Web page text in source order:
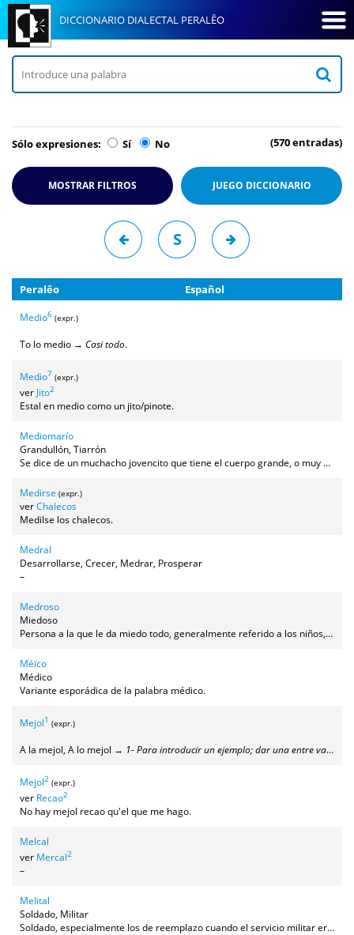
DICCIONARIO DIALECTAL PERALÊO
Sólo expresiones: Sí No (570 entradas)
MOSTRAR FILTROS JUEGO DICCIONARIO
S
Peralêo Español
Medio6 (expr.)
To lo medio → Casi todo.
Medio7 (expr.)
ver Jito2
Estal en medio como un jito/pinote.
Mediomarío
Grandullón, Tiarrón
Se dice de un muchacho jovencito que tiene el cuerpo grande, o muy crecido para su edad.
Medirse (expr.)
verChalecos
Medilse los chalecos.
Medral
Desarrollarse, Crecer, Medrar, Prosperar
–
Medroso
Miedoso
Persona a la que le da miedo todo, generalmente referido a los niños, aunque también a caballerías.
Méïco
Médico
Variante esporádica de la palabra médico.
Mejol1 (expr.)
A la mejol, A lo mejol → 1- Para introducir un ejemplo; dar una entre varias opciones posibles (= por ejemplo). 2- Para expresar posibilidad (= a lo mejor, quizás, tal vez)
Mejol2 (expr.)
ver Recao2
No hay mejol recao qu'el que me hago.
Melcal
ver Mercal2
–
Melital
Soldado, Militar
Soldado, especialmente los de reemplazo cuando el servicio militar era obligatorio. Para el resto era más usual "soldao" o "sordao".